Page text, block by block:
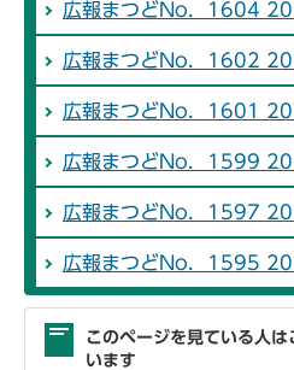
広報まつどNo．1604
広報まつどNo．1602
広報まつどNo．1601
広報まつどNo．1599
広報まつどNo．1597
広報まつどNo．1595
このページを見ている人は
います